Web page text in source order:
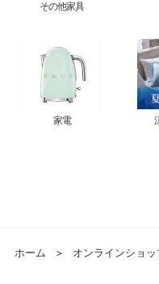
その他家具
家電
ホーム ＞ オンラインショッ